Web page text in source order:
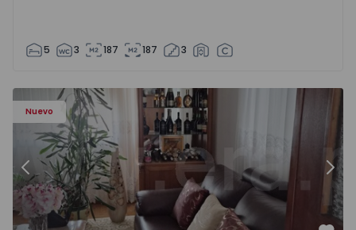
5 3 187 187 3
Nuevo
- 1575635 - 12
Piso de Vivienda T6 Vila Nova de Gaia, Pedroso e
Anterior